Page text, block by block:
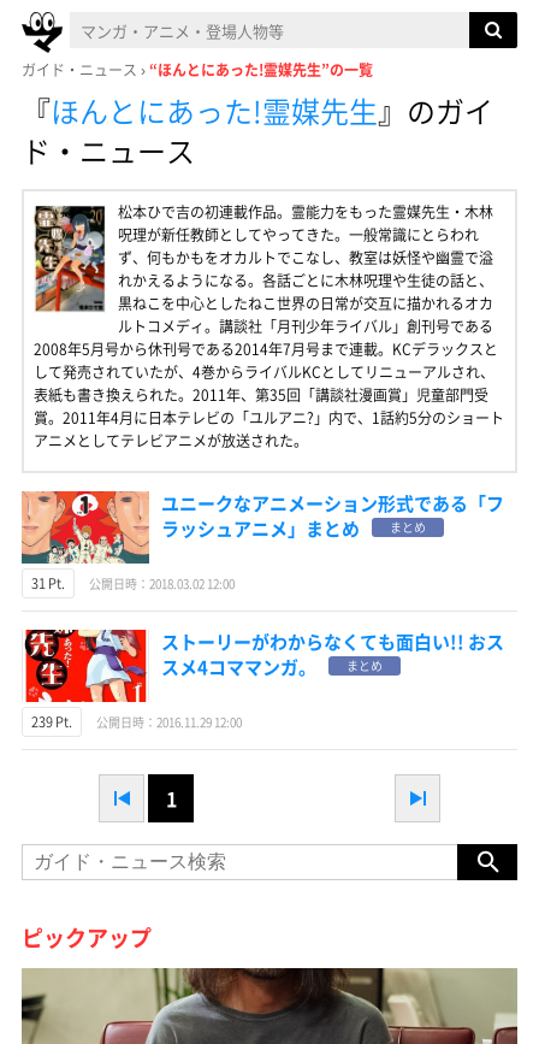
ガイド・ニュース “ほんとにあった!霊媒先生”の一覧
『ほんとにあった!霊媒先生』 のガイ
ド・ニュース
松本ひで吉の初連載作品。霊能力をもった霊媒先生・木林
呪理が新任教師としてやってきた。一般常識にとらわれ
ず、何もかもをオカルトでこなし、教室は妖怪や幽霊で溢
れかえるようになる。各話ごとに木林呪理や生徒の話と、
黒ねこを中心としたねこ世界の日常が交互に描かれるオカ
ルトコメディ。講談社「月刊少年ライバル」創刊号である
2008年5月号から休刊号である2014年7月号まで連載。KCデラックスと
して発売されていたが、4巻からライバルKCとしてリニューアルされ、
表紙も書き換えられた。2011年、第35回「講談社漫画賞」児童部門受
賞。2011年4月に日本テレビの「ユルアニ?」内で、1話約5分のショート
アニメとしてテレビアニメが放送された。
ユニークなアニメーション形式である「フ
ラッシュアニメ」まとめ
まとめ
31 Pt. 公開日時：2018.03.02 12:00
ストーリーがわからなくても面白い!! おス
スメ4コママンガ。
まとめ
239 Pt. 公開日時：2016.11.29 12:00
1
ピックアップ